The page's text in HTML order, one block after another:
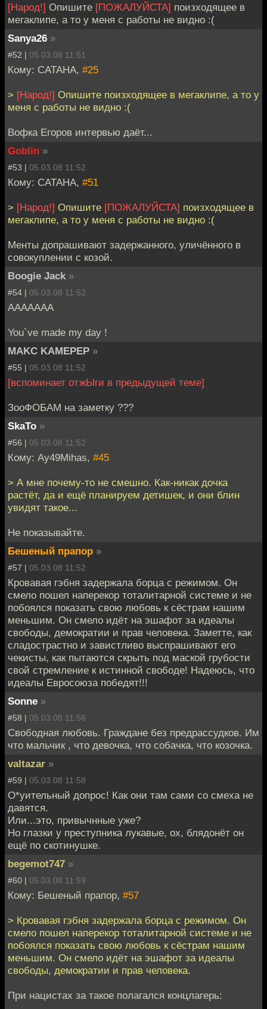
[Народ!] Опишите [ПОЖАЛУЙСТА] поизходящее в
мегаклипе, а то у меня с работы не видно :(
Sanya26 »
#52 | 05.03.08 11:51
Кому: CATAHA, #25
> [Народ!] Опишите поизходящее в мегаклипе, а то у
меня с работы не видно :(
Вофка Егоров интервью даёт...
Goblin »
#53 | 05.03.08 11:52
Кому: CATAHA, #51
> [Народ!] Опишите [ПОЖАЛУЙСТА] поизходящее в
мегаклипе, а то у меня с работы не видно :(
Менты допрашивают задержанного, уличённого в
совокуплении с козой.
Boogie Jack »
#54 | 05.03.08 11:52
ААААААА
You`ve made my day !
MAKC KAMEPEP »
#55 | 05.03.08 11:52
[вспоминает отжЫги в предыдущей теме]
ЗооФОБАМ на заметку ???
SkaTo »
#56 | 05.03.08 11:52
Кому: Ay49Mihas, #45
> А мне почему-то не смешно. Как-никак дочка
растёт, да и ещё планируем детишек, и они блин
увидят такое...
Не показывайте.
Бешеный прапор »
#57 | 05.03.08 11:52
Кровавая гэбня задержала борца с режимом. Он
смело пошел наперекор тоталитарной системе и не
побоялся показать свою любовь к сёстрам нашим
меньшим. Он смело идёт на эшафот за идеалы
свободы, демократии и прав человека. Заметте, как
сладострастно и завистливо выспрашивают его
чекисты, как пытаются скрыть под маской грубости
свой стремление к истинной свободе! Надеюсь, что
идеалы Евросоюза победят!!!
Sonne »
#58 | 05.03.08 11:56
Свободная любовь. Граждане без предрассудков. Им
что мальчик , что девочка, что собачка, что козочка.
valtazar »
#59 | 05.03.08 11:58
О*уительный допрос! Как они там сами со смеха не
давятся.
Или...это, привычнные уже?
Но глазки у преступника лукавые, ох, блядонёт он
ещё по скотинушке.
begemot747 »
#60 | 05.03.08 11:59
Кому: Бешеный прапор, #57
> Кровавая гэбня задержала борца с режимом. Он
смело пошел наперекор тоталитарной системе и не
побоялся показать свою любовь к сёстрам нашим
меньшим. Он смело идёт на эшафот за идеалы
свободы, демократии и прав человека.
При нацистах за такое полагался концлагерь: